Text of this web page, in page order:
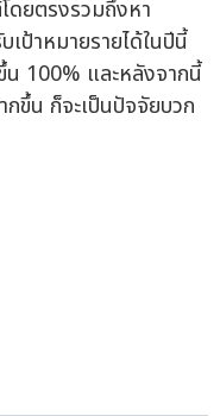
ดยตรงรวมถึงหา
ป้าหมายรายได้ในปีนี้
น 100% และหลังจากนี้
กขึ้น ก็จะเป็นปัจจัยบวก